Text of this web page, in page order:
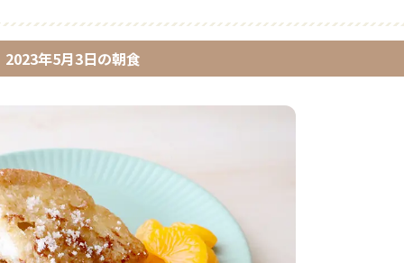
2023年5月3日の朝食